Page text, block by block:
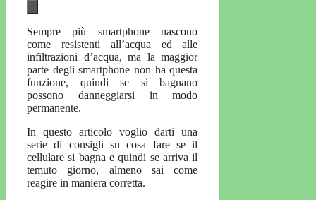
Sempre più smartphone nascono
come resistenti all’acqua ed alle
infiltrazioni d’acqua, ma la maggior
parte degli smartphone non ha questa
funzione, quindi se si bagnano
possono danneggiarsi in modo
permanente.
In questo articolo voglio darti una
serie di consigli su cosa fare se il
cellulare si bagna e quindi se arriva il
temuto giorno, almeno sai come
reagire in maniera corretta.